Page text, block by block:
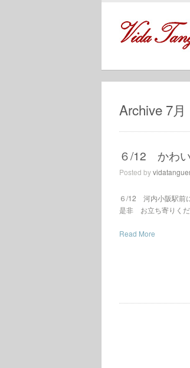
Archive 7
６/12 かわ
Posted by
６/12 河内小阪駅前
是非 お立ち寄りく
Read More